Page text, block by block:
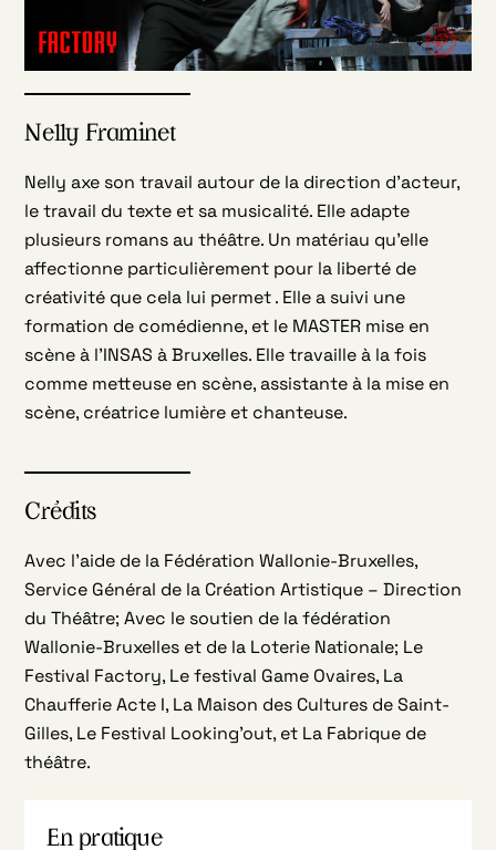
Nelly Framinet
Nelly axe son travail autour de la direction d’acteur,
le travail du texte et sa musicalité. Elle adapte
plusieurs romans au théâtre. Un matériau qu’elle
affectionne particulièrement pour la liberté de
créativité que cela lui permet . Elle a suivi une
formation de comédienne, et le MASTER mise en
scène à l’INSAS à Bruxelles. Elle travaille à la fois
comme metteuse en scène, assistante à la mise en
scène, créatrice lumière et chanteuse.
Crédits
Avec l’aide de la Fédération Wallonie-Bruxelles,
Service Général de la Création Artistique – Direction
du Théâtre; Avec le soutien de la fédération
Wallonie-Bruxelles et de la Loterie Nationale; Le
Festival Factory, Le festival Game Ovaires, La
Chaufferie Acte I, La Maison des Cultures de Saint-
Gilles, Le Festival Looking’out, et La Fabrique de
théâtre.
En pratique